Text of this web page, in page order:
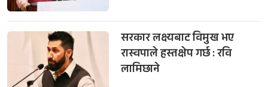
सरकार लक्ष्यबाट विमुख भए
रास्वपाले हस्तक्षेप गर्छ : रवि
लामिछाने